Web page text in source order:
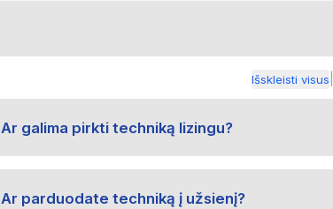
Išskleisti visus
Ar galima pirkti techniką lizingu?
Ar parduodate techniką į užsienį?